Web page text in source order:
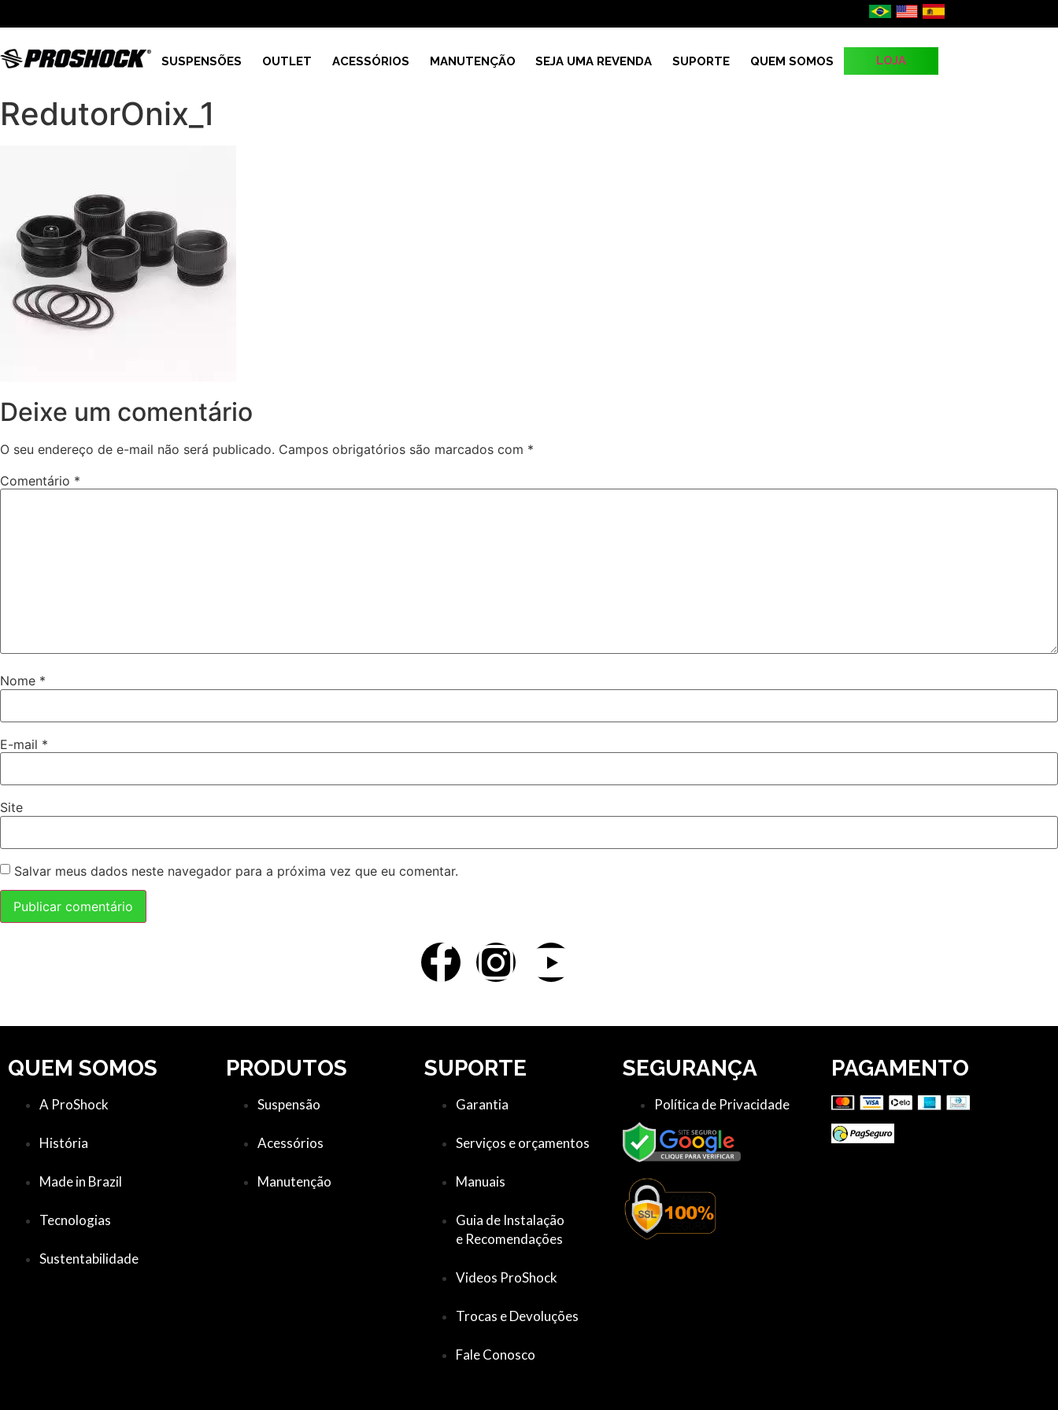
SUSPENSÕES OUTLET ACESSÓRIOS MANUTENÇÃO SEJA UMA REVENDA SUPORTE QUEM SOMOS LOJA
RedutorOnix_1
Deixe um comentário
O seu endereço de e-mail não será publicado. Campos obrigatórios são marcados com *
Comentário *
Nome *
E-mail *
Site
Salvar meus dados neste navegador para a próxima vez que eu comentar.
QUEM SOMOS
A ProShock
História
Made in Brazil
Tecnologias
Sustentabilidade
PRODUTOS
Suspensão
Acessórios
Manutenção
SUPORTE
Garantia
Serviços e orçamentos
Manuais
Guia de Instalação
e Recomendações
Videos ProShock
Trocas e Devoluções
Fale Conosco
SEGURANÇA
Política de Privacidade
PAGAMENTO